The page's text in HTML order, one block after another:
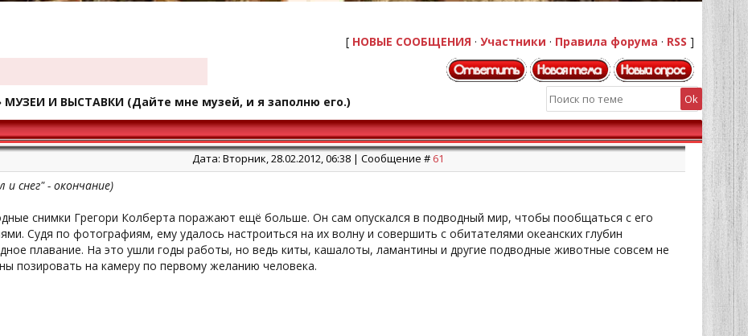
[ НОВЫЕ СООБЩЕНИЯ · Участники · Правила форума · RSS ]
МУЗЕИ И ВЫСТАВКИ (Дайте мне музей, и я заполню его.)
Дата: Вторник, 28.02.2012, 06:38 | Сообщение # 61
и снег" - окончание)
снимки Грегори Колберта поражают ещё больше. Он сам опускался в подводный мир, чтобы пообщаться с его
Судя по фотографиям, ему удалось настроиться на их волну и совершить с обитателями океанских глубин
плавание. На это ушли годы работы, но ведь киты, кашалоты, ламантины и другие подводные животные совсем не
позировать на камеру по первому желанию человека.